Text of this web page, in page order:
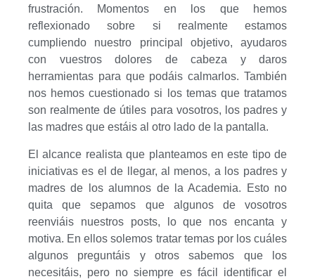
frustración. Momentos en los que hemos
reflexionado sobre si realmente estamos
cumpliendo nuestro principal objetivo, ayudaros
con vuestros dolores de cabeza y daros
herramientas para que podáis calmarlos. También
nos hemos cuestionado si los temas que tratamos
son realmente de útiles para vosotros, los padres y
las madres que estáis al otro lado de la pantalla.
El alcance realista que planteamos en este tipo de
iniciativas es el de llegar, al menos, a los padres y
madres de los alumnos de la Academia. Esto no
quita que sepamos que algunos de vosotros
reenviáis nuestros posts, lo que nos encanta y
motiva. En ellos solemos tratar temas por los cuáles
algunos preguntáis y otros sabemos que los
necesitáis, pero no siempre es fácil identificar el